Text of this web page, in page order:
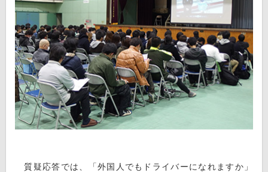
質疑応答では、「外国人でもドライバーになれますか」